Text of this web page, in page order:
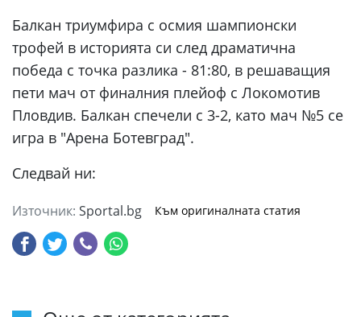
Балкан триумфира с осмия шампионски
трофей в историята си след драматична
победа с точка разлика - 81:80, в решаващия
пети мач от финалния плейоф с Локомотив
Пловдив. Балкан спечели с 3-2, като мач №5 се
игра в "Арена Ботевград".
Следвай ни:
Източник: Sportal.bg Към оригиналната статия